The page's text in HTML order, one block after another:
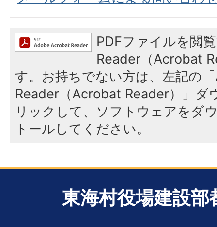
PDFファイルを閲
Reader（Acrobat
す。お持ちでない方は、左記の
Reader（Acrobat Reader）」ダ
リックして、ソフトウェアをダ
トールしてください。
東海村役場建設部